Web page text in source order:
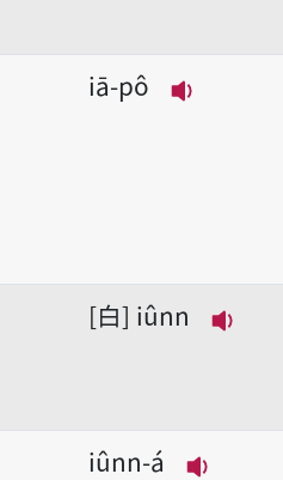
播放音
iā-pô
播放音
白 iûnn
播
iûnn-á